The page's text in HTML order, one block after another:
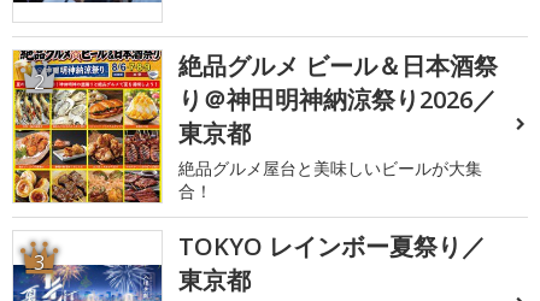
2
絶品グルメ ビール＆日本酒祭
り＠神田明神納涼祭り2026／
東京都
絶品グルメ屋台と美味しいビールが大集
合！
3
TOKYO レインボー夏祭り／
東京都